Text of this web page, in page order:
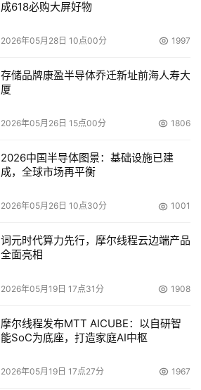
成618必购大屏好物
2026年05月28日 10点00分 1997
存储品牌康盈半导体乔迁新址前海人寿大
厦
2026年05月26日 15点00分 1806
2026中国半导体图景：基础设施已建
成，全球市场再平衡
2026年05月26日 10点30分 1001
词元时代算力先行，摩尔线程云边端产品
全面亮相
2026年05月19日 17点31分 1908
摩尔线程发布MTT AICUBE：以自研智
能SoC为底座，打造家庭AI中枢
2026年05月19日 17点27分 1967